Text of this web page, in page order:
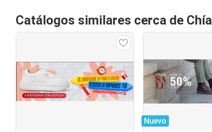
Catálogos similares cerca de Chía
Nuevo